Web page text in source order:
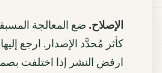
الإصلاح. ضع المعالجة
كأثر مُحدَّد الإصدار. ارجع
ارفض النشر إذا اختلفت